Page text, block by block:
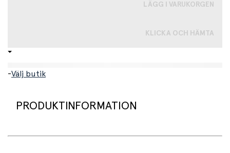
LÄGG I VARUKORGEN
KLICKA OCH HÄMTA
-Välj butik
PRODUKTINFORMATION